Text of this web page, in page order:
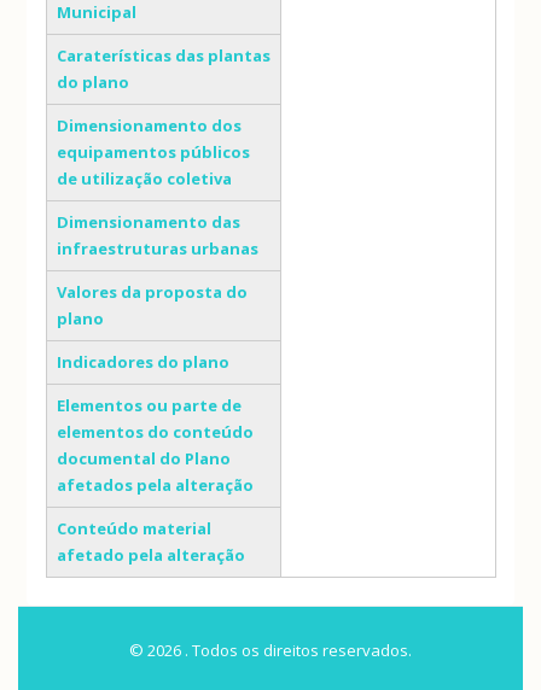
Municipal
Caraterísticas das plantas
do plano
Dimensionamento dos
equipamentos públicos
de utilização coletiva
Dimensionamento das
infraestruturas urbanas
Valores da proposta do
plano
Indicadores do plano
Elementos ou parte de
elementos do conteúdo
documental do Plano
afetados pela alteração
Conteúdo material
afetado pela alteração
© 2026 . Todos os direitos reservados.